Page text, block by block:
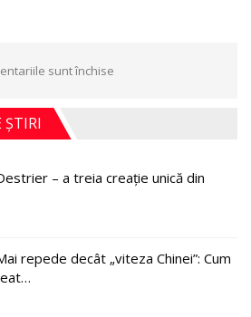
sunt închise
ȘTIRI
– a treia creație unică din
repede decât „viteza Chinei”: Cum